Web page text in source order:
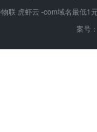
联 虎虾云 -com域名最低
案号